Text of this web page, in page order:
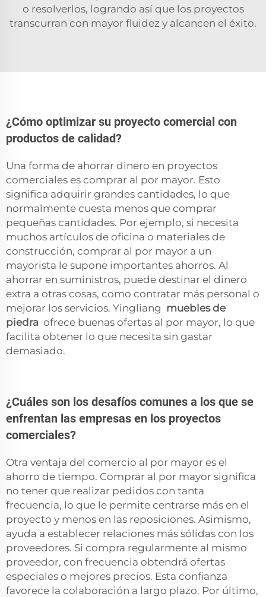
o resolverlos, logrando así que los proyectos
transcurran con mayor fluidez y alcancen el éxito.
¿Cómo optimizar su proyecto comercial con
productos de calidad?
Una forma de ahorrar dinero en proyectos
comerciales es comprar al por mayor. Esto
significa adquirir grandes cantidades, lo que
normalmente cuesta menos que comprar
pequeñas cantidades. Por ejemplo, si necesita
muchos artículos de oficina o materiales de
construcción, comprar al por mayor a un
mayorista le supone importantes ahorros. Al
ahorrar en suministros, puede destinar el dinero
extra a otras cosas, como contratar más personal o
mejorar los servicios. Yingliang muebles de
piedra ofrece buenas ofertas al por mayor, lo que
facilita obtener lo que necesita sin gastar
demasiado.
¿Cuáles son los desafíos comunes a los que se
enfrentan las empresas en los proyectos
comerciales?
Otra ventaja del comercio al por mayor es el
ahorro de tiempo. Comprar al por mayor significa
no tener que realizar pedidos con tanta
frecuencia, lo que le permite centrarse más en el
proyecto y menos en las reposiciones. Asimismo,
ayuda a establecer relaciones más sólidas con los
proveedores. Si compra regularmente al mismo
proveedor, con frecuencia obtendrá ofertas
especiales o mejores precios. Esta confianza
favorece la colaboración a largo plazo. Por último,